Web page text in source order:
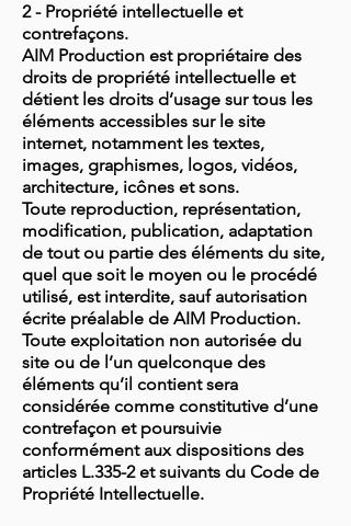
2 - Propriété intellectuelle et
contrefaçons.
AIM Production est propriétaire des
droits de propriété intellectuelle et
détient les droits d’usage sur tous les
éléments accessibles sur le site
internet, notamment les textes,
images, graphismes, logos, vidéos,
architecture, icônes et sons.
Toute reproduction, représentation,
modification, publication, adaptation
de tout ou partie des éléments du site,
quel que soit le moyen ou le procédé
utilisé, est interdite, sauf autorisation
écrite préalable de AIM Production.
Toute exploitation non autorisée du
site ou de l’un quelconque des
éléments qu’il contient sera
considérée comme constitutive d’une
contrefaçon et poursuivie
conformément aux dispositions des
articles L.335-2 et suivants du Code de
Propriété Intellectuelle.